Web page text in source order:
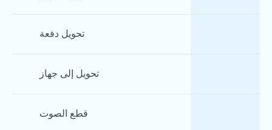
تحويل دفعة
تحويل إلى جهاز
قطع الصوت